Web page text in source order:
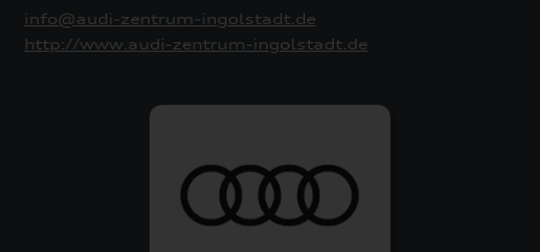
info@audi-zentrum-ingolstadt.de
http://www.audi-zentrum-ingolstadt.de